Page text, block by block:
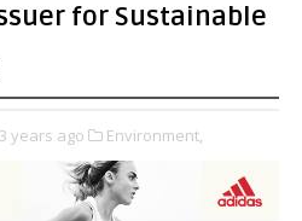
for Sustainable
3 years ago Environment,